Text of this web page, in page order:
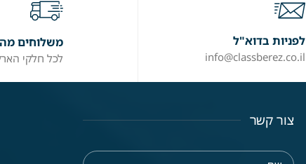
לפניות בדוא"ל
info@classberez.co.il
משלוחים
לכל חלקי
צור קשר